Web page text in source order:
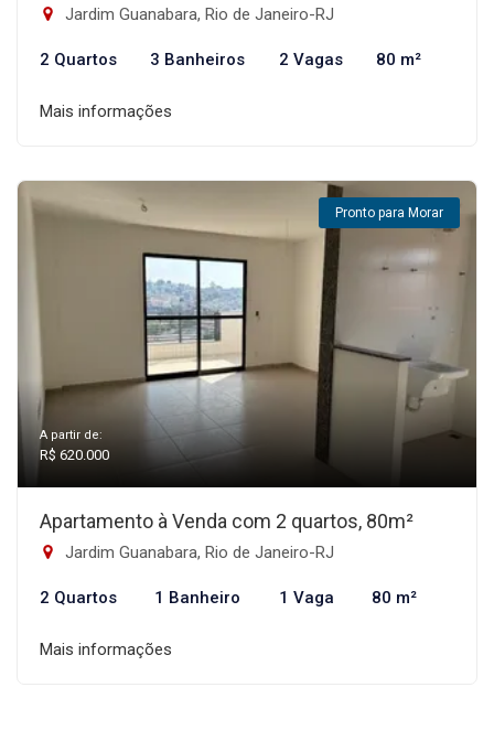
Jardim Guanabara, Rio de Janeiro-RJ
2 Quartos 3 Banheiros 2 Vagas 80 m²
Mais informações
Pronto para Morar
A partir de:
R$ 620.000
Apartamento à Venda com 2 quartos, 80m²
Jardim Guanabara, Rio de Janeiro-RJ
2 Quartos 1 Banheiro 1 Vaga 80 m²
Mais informações